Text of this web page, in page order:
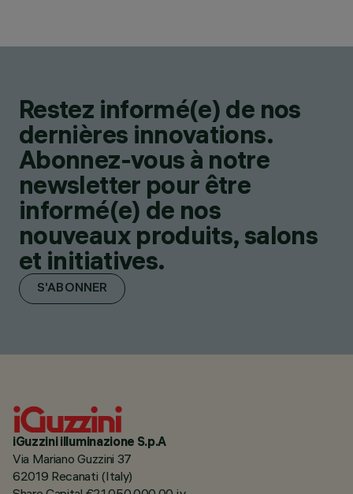
Restez informé(e) de nos
dernières innovations.
Abonnez-vous à notre
newsletter pour être
informé(e) de nos
nouveaux produits, salons
et initiatives.
S'ABONNER
iGuzzini illuminazione S.p.A
Via Mariano Guzzini 37
62019 Recanati (Italy)